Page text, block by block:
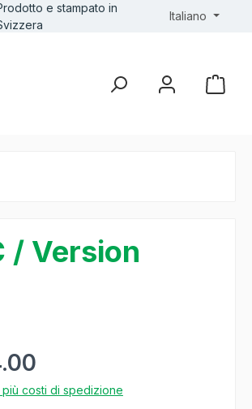
e stampato in
Italiano
/ Version
più costi di spedizione